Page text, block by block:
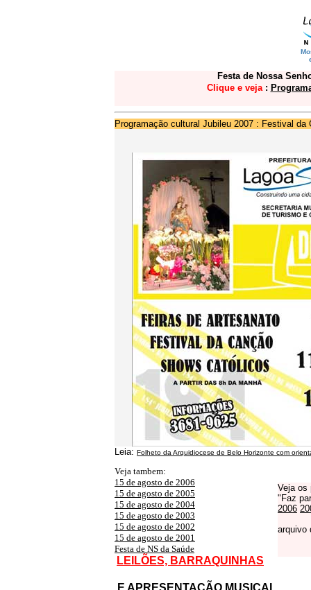
Veja os
"Faz
2006
arquivo
Festade Nossa
Clique e veja:
Programação cultural Jubileu 2007 : Festival
Leia: Folheto da Arquidiocese de Belo Horizonte com
Veja tambem:
15 de agosto de 2006
15 de agosto de 2005
15 de agosto de 2004
15 de agosto de 2003
15 de agosto de 2002
15 de agosto de 2001
Festa de NS da Saúde
LEILÕES, BARRAQUINHAS